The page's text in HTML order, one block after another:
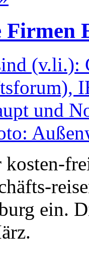
Firmen
ein.